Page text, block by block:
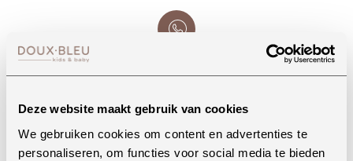
Deze website maakt gebruik van cookies
We gebruiken cookies om content en advertenties te
personaliseren, om functies voor social media te bieden
Onze winkel in Uden